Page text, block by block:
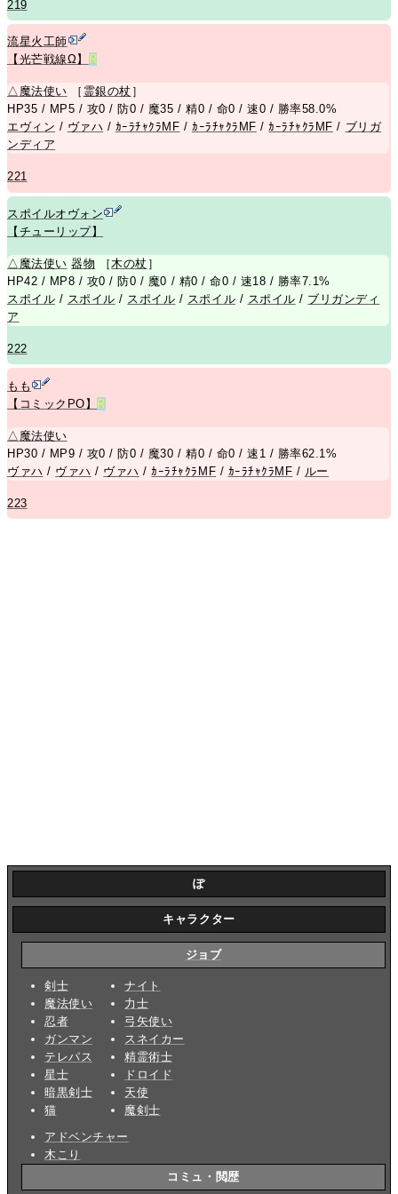
219
流星火工師
【光芒戦線Ω】
R
△ 魔法使い ［ 霊銀の杖 ］
HP35 / MP5 / 攻0 / 防0 / 魔35 / 精0 / 命0 / 速0 / 勝率58.0%
エヴィン / ヴァハ / ｶｰﾗﾁｬｸﾗMF /ｶｰﾗﾁｬｸﾗMF /ｶｰﾗﾁｬｸﾗMF / ブリガ
ンディア
221
スポイルオヴォン
【チューリップ】
△ 魔法使い 器物 ［木の杖 ］
HP42 / MP8 / 攻0 / 防0 / 魔0 / 精0 / 命0 / 速18 / 勝率7.1%
スポイル / スポイル / スポイル / スポイル / スポイル / ブリガンディ
ア
222
もも
【コミックPO】
R
△ 魔法使い
HP30 / MP9 / 攻0 / 防0 / 魔30 / 精0 / 命0 / 速1 / 勝率62.1%
ヴァハ / ヴァハ / ヴァハ /ｶｰﾗﾁｬｸﾗMF / ｶｰﾗﾁｬｸﾗMF / ルー
223
ぽ
キャラクター
ジョブ
剣士
魔法使い
忍者
ガンマン
テレパス
星士
暗黒剣士
猫
ナイト
力士
弓矢使い
スネイカー
精霊術士
ドロイド
天使
魔剣士
アドベンチャー
木こり
コミュ・閲歴